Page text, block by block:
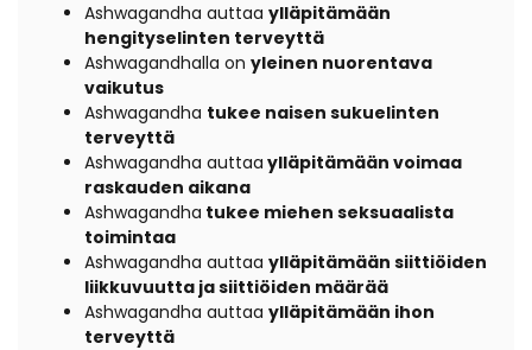
Ashwagandha auttaa ylläpitämään
hengityselinten terveyttä
Ashwagandhalla on yleinen nuorentava
vaikutus
Ashwagandha tukee naisen sukuelinten
terveyttä
Ashwagandha auttaa ylläpitämään voimaa
raskauden aikana
Ashwagandha tukee miehen seksuaalista
toimintaa
Ashwagandha auttaa ylläpitämään siittiöiden
liikkuvuutta ja siittiöiden määrää
Ashwagandha auttaa ylläpitämään ihon
terveyttä